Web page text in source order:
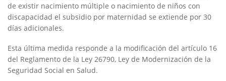
de existir nacimiento múltiple o nacimiento de niños con
discapacidad el subsidio por maternidad se extiende por 30
días adicionales.
Esta última medida responde a la modificación del artículo 16
del Reglamento de la Ley 26790, Ley de Modernización de la
Seguridad Social en Salud.